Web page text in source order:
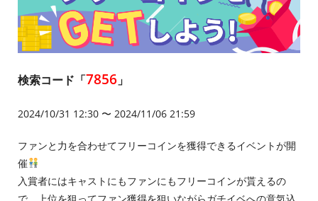
検索コード「7856 」
2024/10/31 12:30 〜 2024/11/06 21:59
ファンと力を合わせてフリーコインを獲得できるイベントが開
催
入賞者にはキャストにもファンにもフリーコインが貰えるの